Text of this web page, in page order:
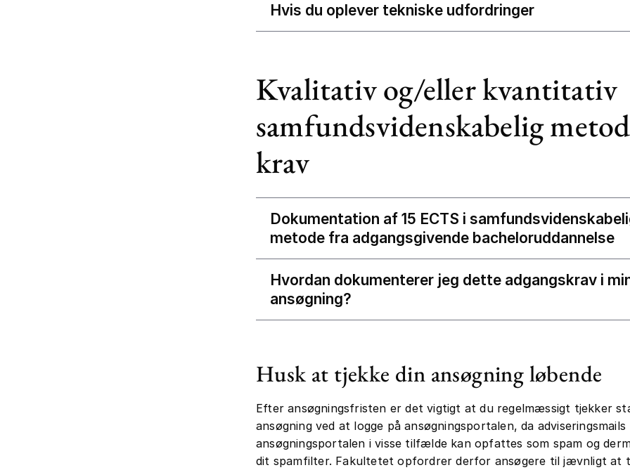
Hvis du oplever tekniske udfordringer
Kvalitativ og/eller kvantitativ
samfundsvidenskabelig
krav
Dokumentation af 15 ECTS i
metode fra adgangsgivende bacheloruddannelse
Hvordan dokumenterer jeg dette adgangskrav i
ansøgning?
Husk at tjekke din ansøgning løbende
Efter ansøgningsfristen er det vigtigt at du regelmæssigt tjekker
ansøgning ved at logge på ansøgningsportalen, da
ansøgningsportalen i visse tilfælde kan opfattes som spam og
dit spamfilter. Fakultetet opfordrer derfor ansøgere til jævnligt at